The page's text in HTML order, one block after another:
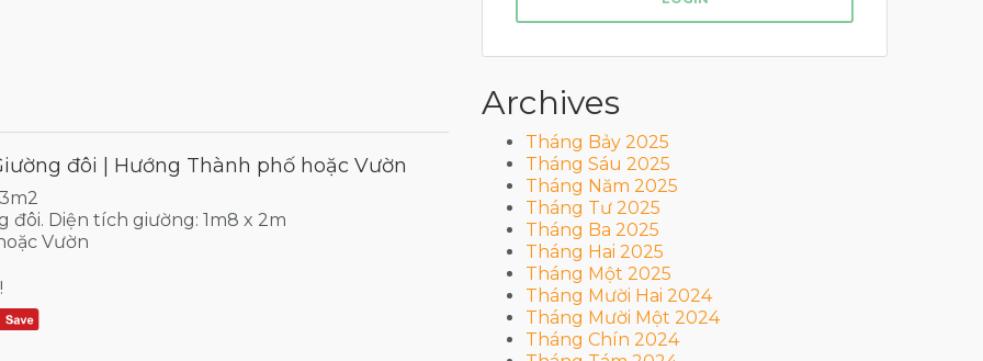
đôi | Hướng Thành phố hoặc Vườn
đôi. Diện tích giường: 1m8 x 2m
Vườn
Archives
Tháng Bảy 2025
Tháng Sáu 2025
Tháng Năm 2025
Tháng Tư 2025
Tháng Ba 2025
Tháng Hai 2025
Tháng Một 2025
Tháng Mười Hai 2024
Tháng Mười Một 2024
Tháng Chín 2024